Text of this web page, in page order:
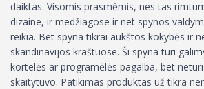
daiktas. Visomis prasmėmis, nes tas
dizaine, ir medžiagose ir net spynos
reikia. Bet spyna tikrai aukštos kokybės ir
skandinavijos kraštuose. Ši spyna turi
kortelės ar programėlės pagalba, bet
skaitytuvo. Patikimas produktas už tikra